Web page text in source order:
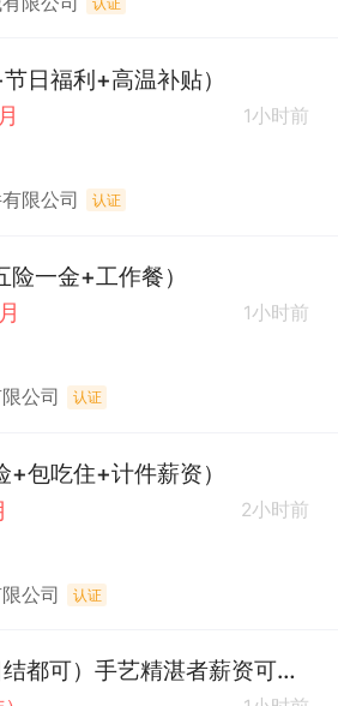
日福利+高温补贴）
1小时前
限公司 认证
一金+工作餐）
1小时前
公司 认证
包吃住+计件薪资）
2小时前
公司 认证
焊工（计件/日结都可）手艺精湛者薪资可面议